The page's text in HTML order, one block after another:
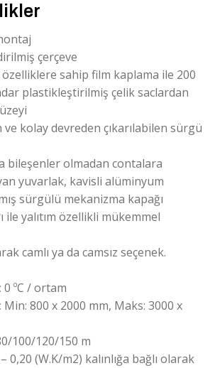
çerçeve
sahip film kaplama ile 200
plastikleştirilmiş çelik saclardan
ve kolay devreden çıkarılabilen sürgü
bileşenler olmadan contalara
yuvarlak, kavisli alüminyum
sürgülü mekanizma kapağı
ile yalıtım özellikli mükemmel
camlı ya da camsız seçenek.
0 ºC / ortam
Min: 800 x 2000 mm, Maks: 3000 x
100/120/150 m
0,20 (W.K/m2) kalınlığa bağlı olarak